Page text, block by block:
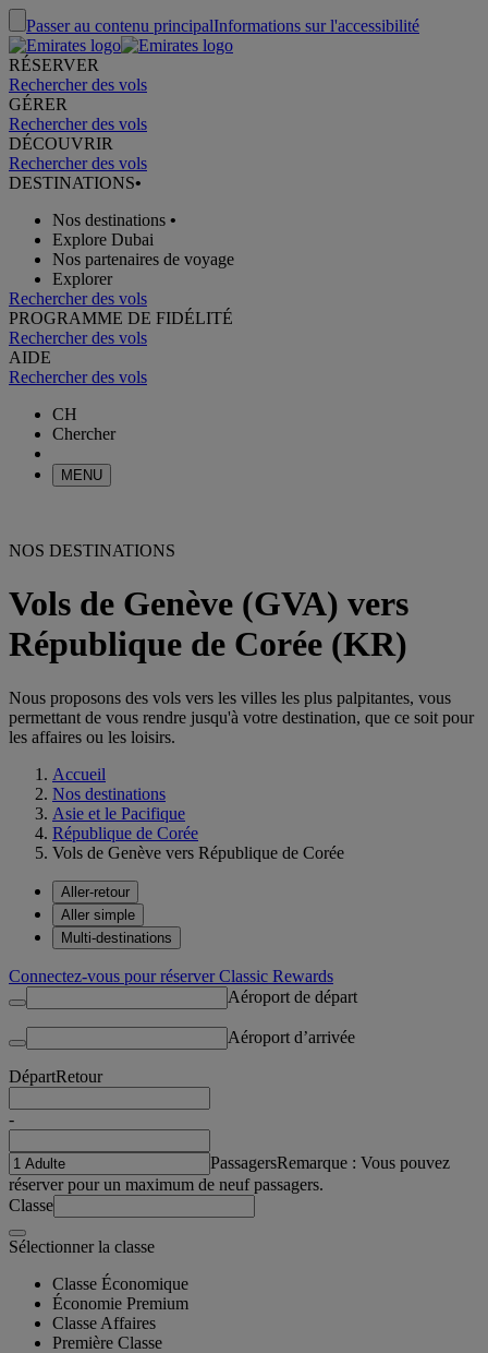
Passer au contenu principalInformations sur l'accessibilité
RÉSERVER
Rechercher des vols
GÉRER
Rechercher des vols
DÉCOUVRIR
Rechercher des vols
DESTINATIONS•
Nos destinations •
Explore Dubai
Nos partenaires de voyage
Explorer
Rechercher des vols
PROGRAMME DE FIDÉLITÉ
Rechercher des vols
AIDE
Rechercher des vols
CH
Chercher
MENU
NOS DESTINATIONS
Vols de Genève (GVA) vers
République de Corée (KR)
Nous proposons des vols vers les villes les plus palpitantes, vous
permettant de vous rendre jusqu'à votre destination, que ce soit pour
les affaires ou les loisirs.
Accueil
Nos destinations
Asie et le Pacifique
République de Corée
Vols de Genève vers République de Corée
Aller-retour
Aller simple
Multi-destinations
Connectez-vous pour réserver Classic Rewards
Aéroport de départ
Aéroport d’arrivée
DépartRetour
-
PassagersRemarque : Vous pouvez
réserver pour un maximum de neuf passagers.
Classe
Sélectionner la classe
Classe Économique
Économie Premium
Classe Affaires
Première Classe